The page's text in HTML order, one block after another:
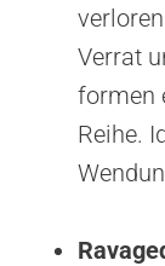
Verrat
formen
Reihe.